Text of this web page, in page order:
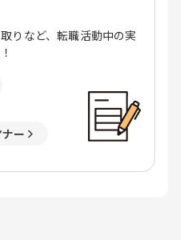
りなど、転職活動中の実
ー